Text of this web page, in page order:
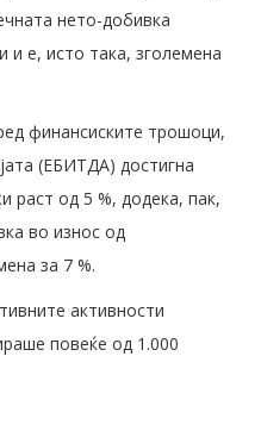
нето-добивка
и е, исто така, зголемена
финансиските трошоци,
(ЕБИТДА) достигна
раст од 5 %, додека, пак,
во износ од
за 7 %.
активности
повеќе од 1.000